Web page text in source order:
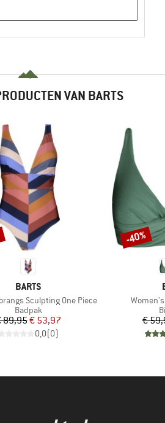
VAN BARTS
MERK
BARTS
Sculpting One Piece
Productgroep
Badpak
Prijs
89,95Verlaagde prijs
€ 53,97
0,0(0)
Artikel
€
Korting
-40%